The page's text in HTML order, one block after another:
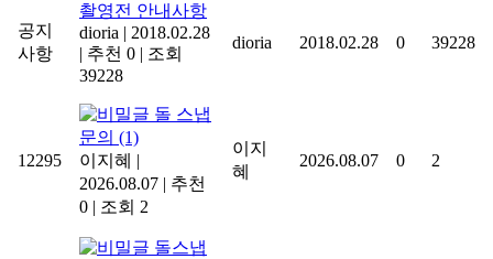
공지
사항
촬영전 안내사항
dioria | 2018.02.28
| 추천 0 | 조회
39228
dioria 2018.02.28 0 39228
12295
돌 스냅
문의 (1)
이지혜 |
2026.08.07 | 추천
0 | 조회 2
이지
혜
2026.08.07 0 2
돌스냅